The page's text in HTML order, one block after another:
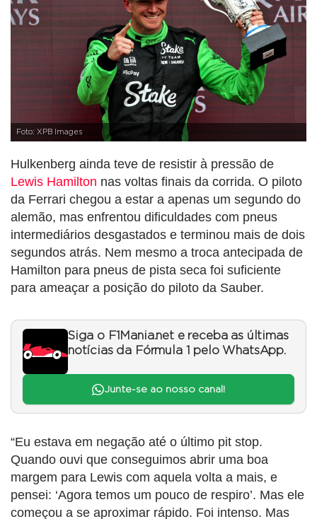
Foto: XPB Images
Hulkenberg ainda teve de resistir à pressão de
Lewis Hamilton nas voltas finais da corrida. O piloto
da Ferrari chegou a estar a apenas um segundo do
alemão, mas enfrentou dificuldades com pneus
intermediários desgastados e terminou mais de dois
segundos atrás. Nem mesmo a troca antecipada de
Hamilton para pneus de pista seca foi suficiente
para ameaçar a posição do piloto da Sauber.
Siga o F1Mania.net e receba as últimas
notícias da Fórmula 1 pelo WhatsApp.
Junte-se ao nosso canal!
“Eu estava em negação até o último pit stop.
Quando ouvi que conseguimos abrir uma boa
margem para Lewis com aquela volta a mais, e
pensei: ‘Agora temos um pouco de respiro’. Mas ele
começou a se aproximar rápido. Foi intenso. Mas